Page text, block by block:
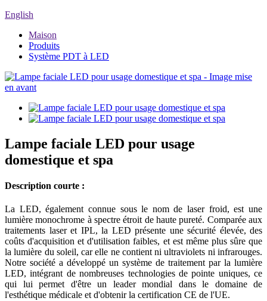
English
Maison
Produits
Système PDT à LED
Lampe faciale LED pour usage
domestique et spa
Description courte :
La LED, également connue sous le nom de laser froid, est une
lumière monochrome à spectre étroit de haute pureté. Comparée aux
traitements laser et IPL, la LED présente une sécurité élevée, des
coûts d'acquisition et d'utilisation faibles, et est même plus sûre que
la lumière du soleil, car elle ne contient ni ultraviolets ni infrarouges.
Notre société a développé un système de traitement par la lumière
LED, intégrant de nombreuses technologies de pointe uniques, ce
qui lui permet d'être un leader mondial dans le domaine de
l'esthétique médicale et d'obtenir la certification CE de l'UE.